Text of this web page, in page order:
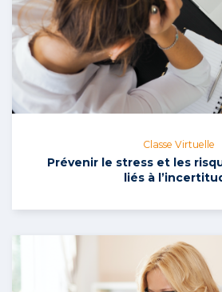
Classe Virtuelle
Prévenir le stress et les
liés à